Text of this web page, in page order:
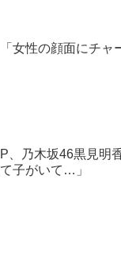
女性の顔面にチャ
、乃木坂46黒見明
子がいて…」